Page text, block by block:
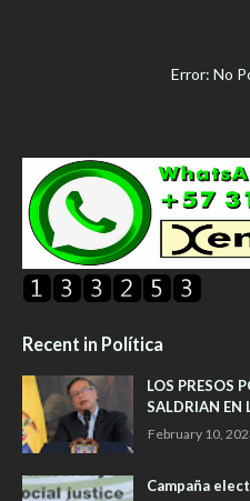
Error: No
Recent in Política
LOS PRESOS
SALDRIAN EN
February 10,
Campaña